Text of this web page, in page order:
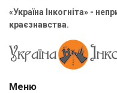
«Україна Інкогніта» -
краєзнавства.
Меню